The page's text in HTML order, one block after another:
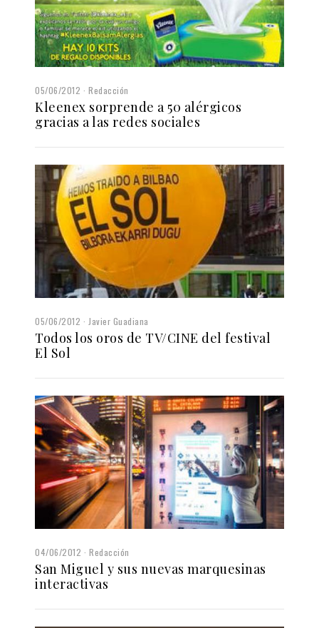
05/06/2012 Redacción
Kleenex sorprende a 50 alérgicos
gracias a las redes sociales
05/06/2012 Javier Guadiana
Todos los oros de TV/CINE del festival
El Sol
04/06/2012 Redacción
San Miguel y sus nuevas marquesinas
interactivas